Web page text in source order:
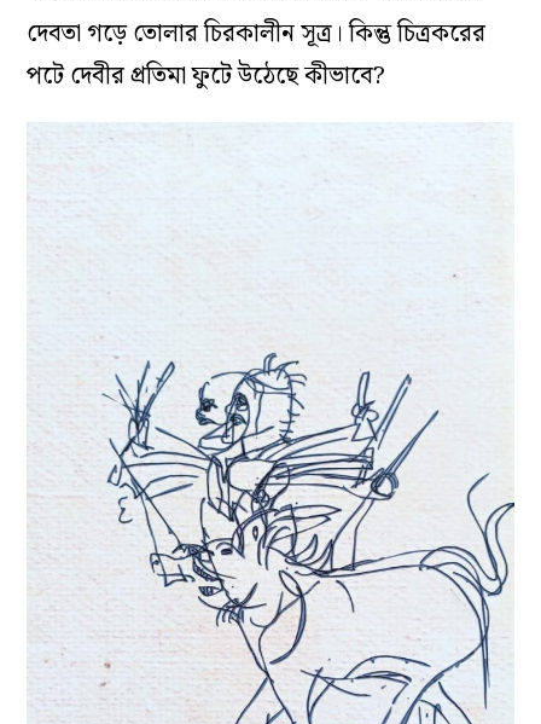
দেবতা গড়ে তোলার চিরকালীন সূত্র।কিন্তু চিত্রকরের
পটে দেবীর প্রতিমা ফুটে উঠেছে কীভাবে?